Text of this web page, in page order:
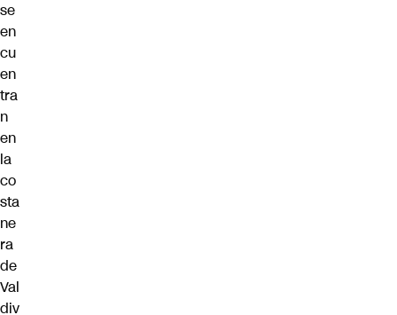
se
en
cu
en
tra
n
en
la
co
sta
ne
ra
de
Val
div